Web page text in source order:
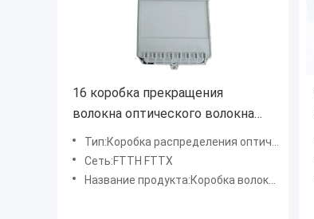
16 коробка прекращения
волокна оптического волокна
ядров белой IP55 установленная
стеной для сети FTTX
Тип:Коробка распределения оптического волокна
Сеть:FTTH FTTX
Название продукта:Коробка волокна оптически терминальная